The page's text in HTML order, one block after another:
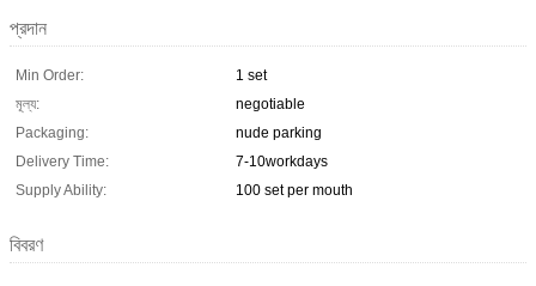
প্রদান
Min Order:
1 set
মূল্য:
negotiable
Packaging:
nude parking
Delivery Time:
7-10workdays
Supply Ability:
100 set per mouth
বিবরণ